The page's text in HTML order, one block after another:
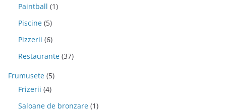
Paintball (1)
Piscine (5)
Pizzerii (6)
Restaurante (37)
Frumusete (5)
Frizerii (4)
Saloane de bronzare (1)